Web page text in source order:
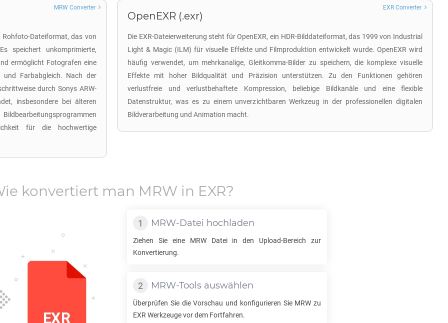
Dateiformat, das von
speichert unkomprimierte,
ermöglicht Fotografen eine
und Farbabgleich. Nach der
durch Sonys ARW-
insbesondere bei älteren
für die hochwertige
MRW Converter
OpenEXR (.exr)
Die EXR-Dateierweiterung steht für OpenEXR, ein HDR-Bilddateiformat, das 1999 von Industrial
Light & Magic (ILM) für visuelle Effekte und Filmproduktion entwickelt wurde. OpenEXR wird
häufig verwendet, um mehrkanalige, Gleitkomma-Bilder zu speichern, die komplexe visuelle
Effekte mit hoher Bildqualität und Präzision unterstützen. Zu den Funktionen gehören
verlustfreie und verlustbehaftete Kompression, beliebige Bildkanäle und eine flexible
Datenstruktur, was es zu einem unverzichtbaren Werkzeug in der professionellen digitalen
Bildverarbeitung und Animation macht.
EXR Converter
konvertiert man MRW in EXR?
MRW-Datei hochladen
Ziehen Sie eine MRWDatei in den Upload-Bereich zur
Konvertierung.
MRW-Tools auswählen
Überprüfen Sie die Vorschau und konfigurieren Sie MRW zu
EXR Werkzeuge vor dem Fortfahren.